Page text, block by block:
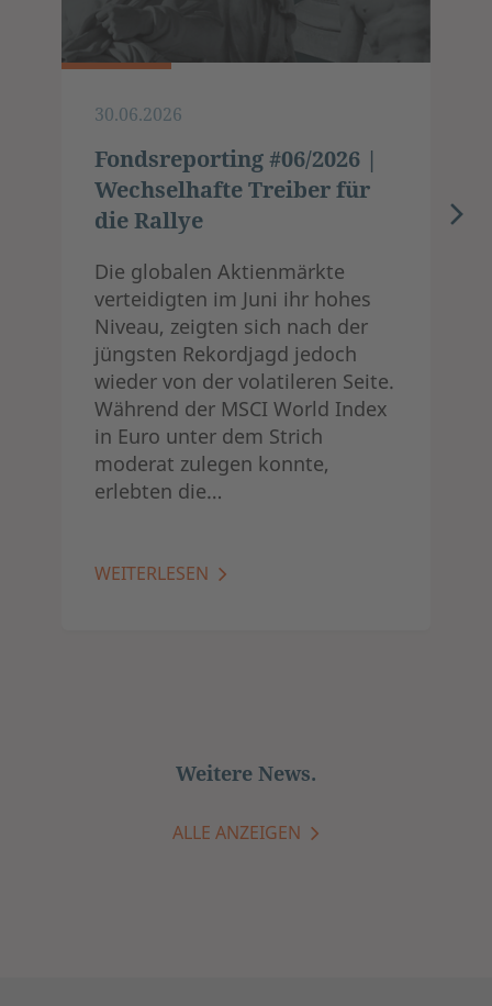
30.06.2026
Fondsreporting #06/2026 |
Wechselhafte Treiber für
die Rallye
Die globalen Aktienmärkte
verteidigten im Juni ihr hohes
Niveau, zeigten sich nach der
jüngsten Rekordjagd jedoch
wieder von der volatileren Seite.
Während der MSCI World Index
in Euro unter dem Strich
moderat zulegen konnte,
erlebten die…
WEITERLESEN
Weitere News.
ALLE ANZEIGEN